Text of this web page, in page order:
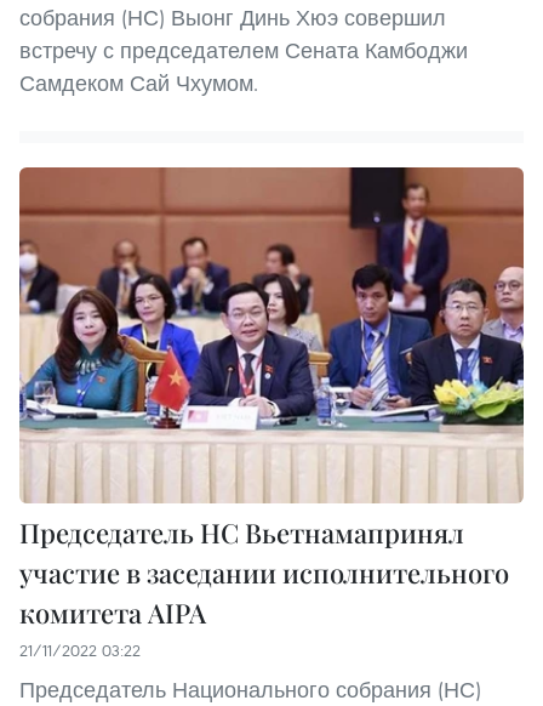
собрания (НС) Выонг Динь Хюэ совершил
встречу с председателем Сената Камбоджи
Самдеком Сай Чхумом.
Председатель НС Вьетнамапринял
участие в заседании исполнительного
комитета AIPA
21/11/2022 03:22
Председатель Национального собрания (НС)